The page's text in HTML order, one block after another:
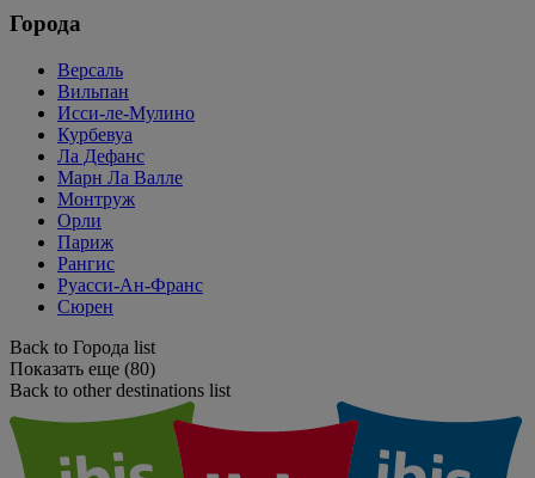
Города
Версаль
Вильпан
Исси-ле-Мулино
Курбевуа
Ла Дефанс
Марн Ла Валле
Монтруж
Орли
Париж
Рангис
Руасси-Ан-Франс
Сюрен
Back to Города list
Показать еще (80)
Back to other destinations list